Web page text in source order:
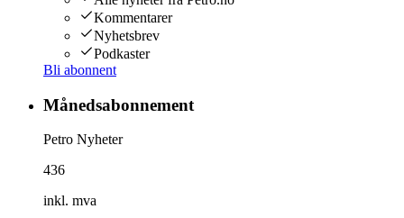
Kommentarer
Nyhetsbrev
Podkaster
Bli abonnent
Månedsabonnement
Petro Nyheter
436
inkl. mva